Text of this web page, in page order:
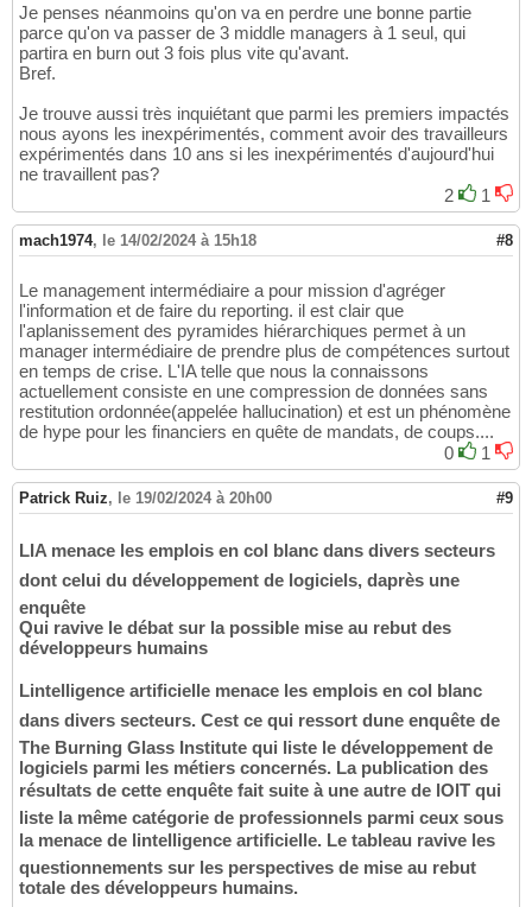
Je penses néanmoins qu'on va en perdre une bonne partie
parce qu'on va passer de 3 middle managers à 1 seul, qui
partira en burn out 3 fois plus vite qu'avant.
Bref.
Je trouve aussi très inquiétant que parmi les premiers impactés
nous ayons les inexpérimentés, comment avoir des travailleurs
expérimentés dans 10 ans si les inexpérimentés d'aujourd'hui
ne travaillent pas?
2
1
mach1974, le 14/02/2024 à 15h18 #8
Le management intermédiaire a pour mission d'agréger
l'information et de faire du reporting. il est clair que
l'aplanissement des pyramides hiérarchiques permet à un
manager intermédiaire de prendre plus de compétences surtout
en temps de crise. L'IA telle que nous la connaissons
actuellement consiste en une compression de données sans
restitution ordonnée(appelée hallucination) et est un phénomène
de hype pour les financiers en quête de mandats, de coups....
0
1
Patrick Ruiz, le 19/02/2024 à 20h00 #9
LIA menace les emplois en col blanc dans divers secteurs
dont celui du développement de logiciels, daprès une
enquête
Qui ravive le débat sur la possible mise au rebut des
développeurs humains
Lintelligence artificielle menace les emplois en col blanc
dans divers secteurs. Cest ce qui ressort dune enquête de
The Burning Glass Institute qui liste le développement de
logiciels parmi les métiers concernés. La publication des
résultats de cette enquête fait suite à une autre de lOIT qui
liste la même catégorie de professionnels parmi ceux sous
la menace de lintelligence artificielle. Le tableau ravive les
questionnements sur les perspectives de mise au rebut
totale des développeurs humains.